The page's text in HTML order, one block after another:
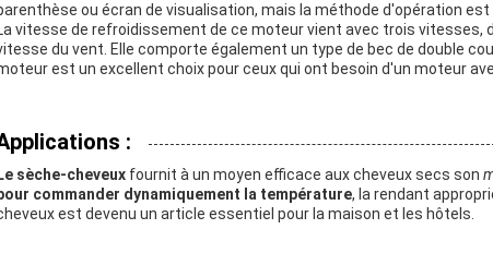
ou écran de visualisation, mais la méthode d'opération est
vitesse de refroidissement de ce moteur vient avec trois vitesses,
du vent. Elle comporte également un type de bec de double
est un excellent choix pour ceux qui ont besoin d'un moteur
:
Le sèche-cheveux fournit à un moyen efficace aux cheveux secs son
commander dynamiquement la température, la rendant
est devenu un article essentiel pour la maison et les hôtels.